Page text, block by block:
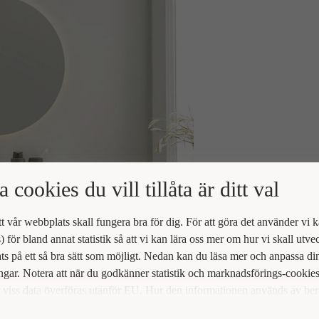
cookies du vill tillåta är ditt val
vår webbplats skall fungera bra för dig. För att göra det använder vi
för bland annat statistik så att vi kan lära oss mer om hur vi skall
på ett så bra sätt som möjligt. Nedan kan du läsa mer och anpassa
Notera att när du godkänner statistik och marknadsförings-cookies
data överföras utanför EU. Hur den informationen används av